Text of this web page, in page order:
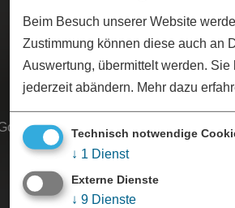
Maps bereitgestellte externe
Ja, immer
Beim Besuch unserer Website
Zustimmung können diese auch an
Auswertung, übermittelt werden.
jederzeit abändern. Mehr dazu
Technisch notwendige
↓ 1 Dienst
Externe Dienste
↓ 9 Dienste